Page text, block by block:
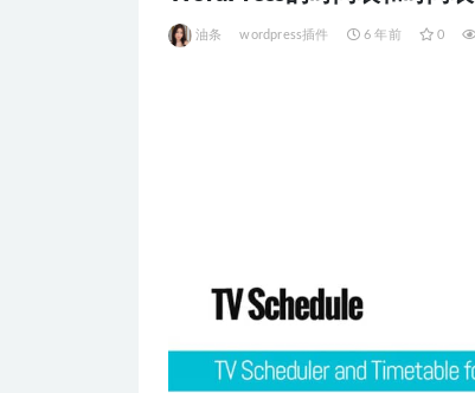
油条 wordpress插件 6 年前 0